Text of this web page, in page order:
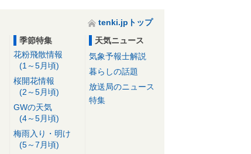
tenki.jpトップ
季節特集
花粉飛散情報
(1～5月頃)
桜開花情報
(2～5月頃)
GWの天気
(4～5月頃)
梅雨入り・明け
(5～7月頃)
天気ニュース
気象予報士解説
暮らしの話題
放送局のニュース
特集